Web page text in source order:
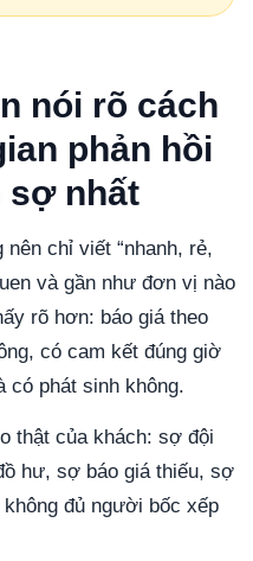
nói rõ cách
phản hồi
sợ nhất
chỉ viết “nhanh, rẻ,
và gần như đơn vị nào
rõ hơn: báo giá theo
có cam kết đúng giờ
có phát sinh không.
thật của khách: sợ đội
hư, sợ báo giá thiếu, sợ
đủ người bốc xếp